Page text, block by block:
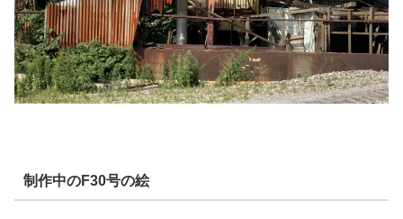
制作中のF30号の絵